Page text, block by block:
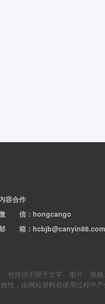
容合作
信：hongcango
箱：hcbjb@canyin88.com
包括但不限于文字、图片、视
性，由网站资料在使用过程中